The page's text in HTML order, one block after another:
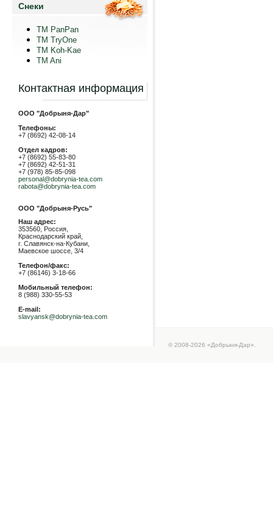
Снеки
TM PanPan
ТМ TryOne
ТМ Koh-Kae
TM Ani
Контактная информация
ООО "Добрыня-Дар"
Телефоны:
+7 (8692) 42-08-14
Отдел кадров:
+7 (8692) 55-83-80
+7 (8692) 42-51-31
+7 (978) 85-85-098
personal@dobrynia-tea.com
rabota@dobrynia-tea.com
ООО "Добрыня-Русь"
Наш адрес:
353560, Россия,
Краснодарский край,
г. Славянск-на-Кубани,
Маевское шоссе, 3/4
Телефон/факс:
+7 (86146) 3-18-66
Мобильный телефон:
8 (988) 330-55-53
E-mail:
slavyansk@dobrynia-tea.com
© 2008-2026 «Добрыня-Дар».